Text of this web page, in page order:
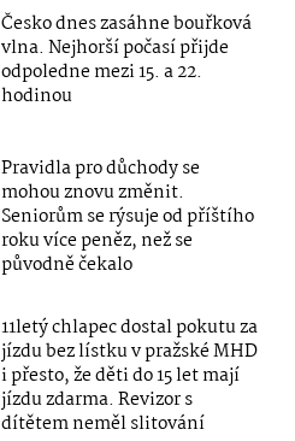
Česko dnes zasáhne bouřková
vlna. Nejhorší počasí přijde
odpoledne mezi 15. a 22.
hodinou
Pravidla pro důchody se
mohou znovu změnit.
Seniorům se rýsuje od příštího
roku více peněz, než se
původně čekalo
11letý chlapec dostal pokutu za
jízdu bez lístku v pražské MHD
i přesto, že děti do 15 let mají
jízdu zdarma. Revizor s
dítětem neměl slitování